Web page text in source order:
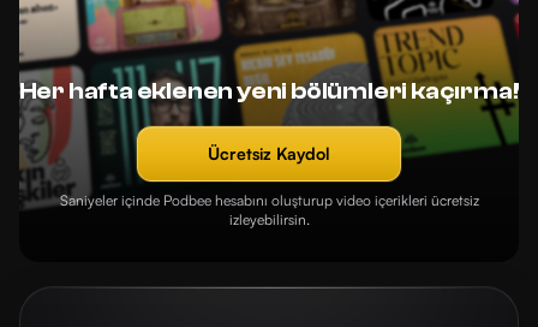
Her hafta eklenen yeni bölümleri kaçırma!
Ücretsiz Kaydol
Saniyeler içinde Podbee hesabını oluşturup video içerikleri ücretsiz
izleyebilirsin.